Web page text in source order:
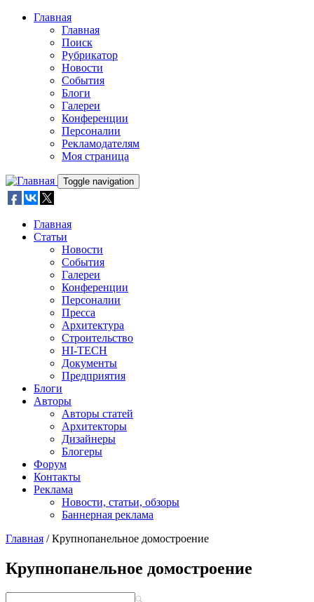
Skip to main content
Главная
Главная
Поиск
Рубрикатор
Новости
События
Блоги
Галереи
Конференции
Персоналии
Рекламодателям
Моя страница
Toggle navigation
Главная
Статьи
Новости
События
Галереи
Конференции
Персоналии
Пресса
Архитектура
Строительство
HI-TECH
Документы
Предприятия
Блоги
Авторы
Авторы статей
Архитекторы
Дизайнеры
Блогеры
Форум
Контакты
Реклама
Новости, статьи, обзоры
Баннерная реклама
Главная / Крупнопанельное домостроение
Крупнопанельное домостроение